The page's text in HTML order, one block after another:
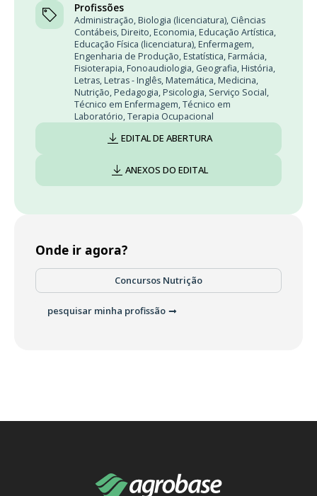
Profissões
Administração, Biologia (licenciatura), Ciências
Contábeis, Direito, Economia, Educação Artística,
Educação Física (licenciatura), Enfermagem,
Engenharia de Produção, Estatística, Farmácia,
Fisioterapia, Fonoaudiologia, Geografia, História,
Letras, Letras - Inglês, Matemática, Medicina,
Nutrição, Pedagogia, Psicologia, Serviço Social,
Técnico em Enfermagem,Técnico em
Laboratório,Terapia Ocupacional
EDITAL DE ABERTURA
ANEXOS DO EDITAL
Onde ir agora?
Concursos Nutrição
pesquisar minha profissão